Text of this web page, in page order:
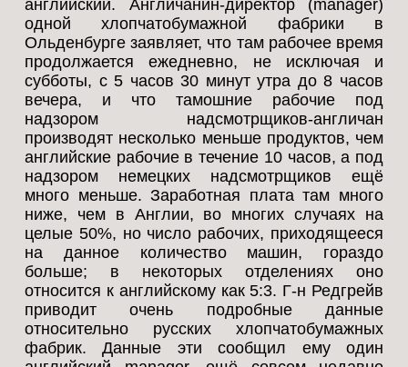
английский. Англичанин-директор (manager)
одной хлопчатобумажной фабрики в
Ольденбурге заявляет, что там рабочее время
продолжается ежедневно, не исключая и
субботы, с 5 часов 30 минут утра до 8 часов
вечера, и что тамошние рабочие под
надзором надсмотрщиков-англичан
производят несколько меньше продуктов, чем
английские рабочие в течение 10 часов, а под
надзором немецких надсмотрщиков ещё
много меньше. Заработная плата там много
ниже, чем в Англии, во многих случаях на
целые 50%, но число рабочих, приходящееся
на данное количество машин, гораздо
больше; в некоторых отделениях оно
относится к английскому как 5:3. Г-н Редгрейв
приводит очень подробные данные
относительно русских хлопчатобумажных
фабрик. Данные эти сообщил ему один